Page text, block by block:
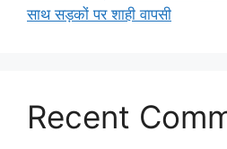
साथ सड़कों पर शाही वापसी
Recent